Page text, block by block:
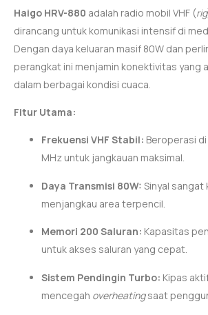
Haigo HRV-880 adalah radio mobil VHF (rig
dirancang untuk komunikasi intensif di
Dengan daya keluaran masif 80W dan
perangkat ini menjamin konektivitas yang
dalam berbagai kondisi cuaca.
Fitur Utama:
Frekuensi VHF Stabil: Beroperasi
MHz untuk jangkauan maksimal.
Daya Transmisi 80W: Sinyal sangat
menjangkau area terpencil.
Memori 200 Saluran: Kapasitas
untuk akses saluran yang cepat.
Sistem Pendingin Turbo: Kipas
mencegah overheatingsaat